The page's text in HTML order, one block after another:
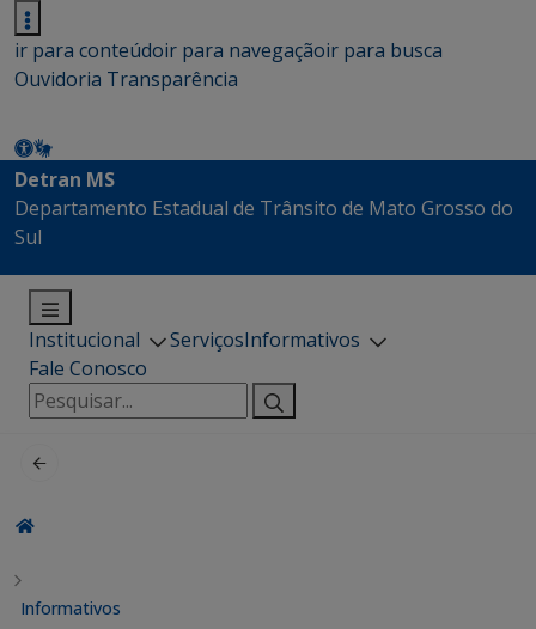
ir para conteúdoir para navegaçãoir para busca
Ouvidoria Transparência
Detran MS
Departamento Estadual de Trânsito de Mato Grosso do
Sul
Institucional ServiçosInformativos
Fale Conosco
Pesquisar
por:
Informativos